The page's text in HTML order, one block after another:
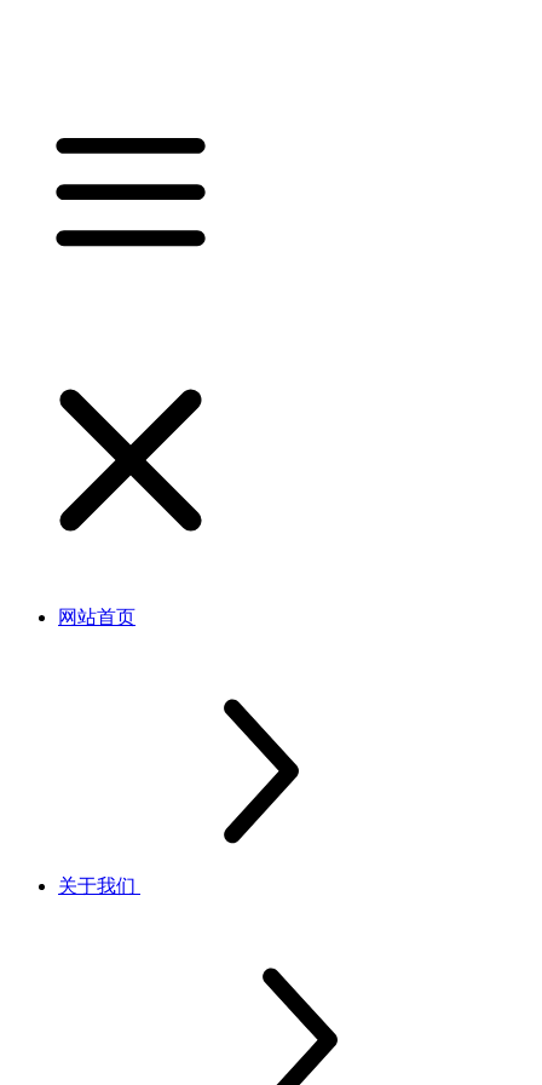
网站首页
关于我们